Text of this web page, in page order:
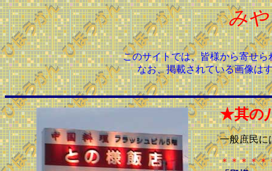
み
このサイトでは、皆様から寄せ
なお、掲載されている画像は
★其の
一般庶民
＊＊＊＊＊